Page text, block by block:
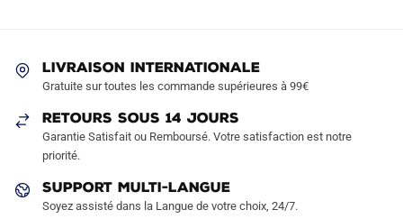
choisies
la
page
produit
page
LIVRAISON INTERNATIONALE
Gratuite sur toutes les commande supérieures à 99€
RETOURS SOUS 14 JOURS
Garantie Satisfait ou Remboursé. Votre satisfaction est notre
priorité.
SUPPORT MULTI-LANGUE
Soyez assisté dans la Langue de votre choix, 24/7.